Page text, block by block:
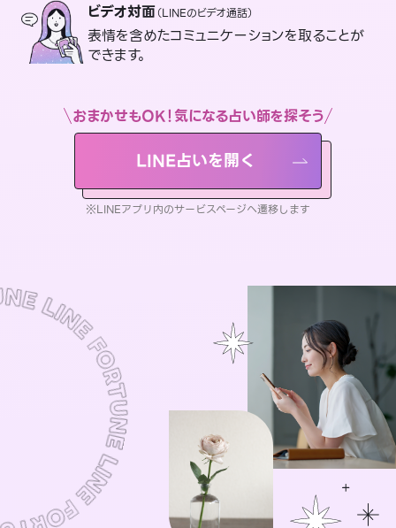
ビデオ対面（LINEのビデオ通話）
表情を含めたコミュニケーションを取ることが
できます。
おまかせもOK！気になる占い師を探そう
LINE占いを開く
※LINEアプリ内のサービスページへ遷移します